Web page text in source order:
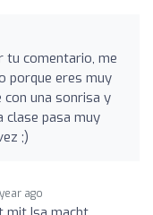
tu comentario, me
porque eres muy
una sonrisa y
clase pasa muy
;)
ago